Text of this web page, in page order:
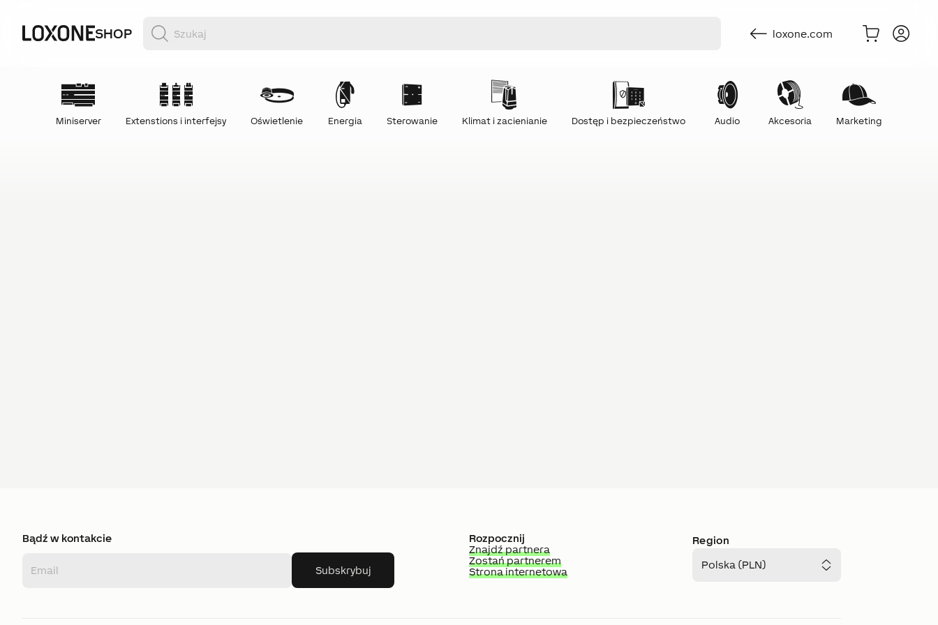
SHOP loxone.com
Miniserver Extenstions i interfejsy Oświetlenie Energia Sterowanie Klimat i zacienianie Dostęp i bezpieczeństwo Audio Akcesoria Marketing
Bądź w kontakcie
Subskrybuj
Rozpocznij
Znajdź partnera
Zostań partnerem
Strona internetowa
Region
Polska (PLN)